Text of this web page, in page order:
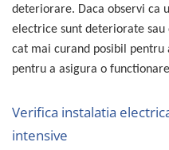
Lampi Fata cu Bec &
Lampi Fata LED &
Lampi Spate cu Bec & Triple
Lampi Spate LED & Triple
Lumini de Zi, DRL
Proiectoare de lucru si
deteriorare. Daca observi ca
electrice sunt deteriorate
cat mai curand posibil
pentru a asigura o
Verifica instalatia
intensive